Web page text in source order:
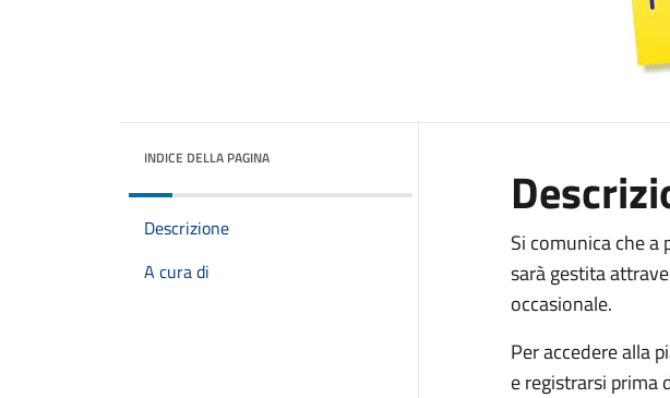
INDICE DELLA PAGINA
Descrizione
A cura di
Si comunica che
sarà gestita
occasionale.
Per accedere alla
e registrarsi prima